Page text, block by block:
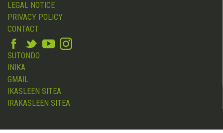
LEGAL NOTICE
PRIVACY POLICY
CONTACT
SUTONDO
INIKA
GMAIL
IKASLEEN SITEA
IRAKASLEEN SITEA